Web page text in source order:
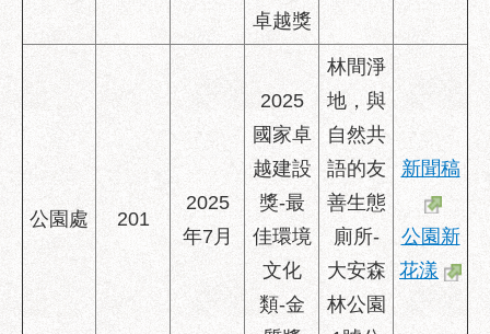
卓越獎
公園處 201
2025
年7月
2025
國家卓
越建設
獎-最
佳環境
文化
類-金
林間淨
地，與
自然共
語的友
善生態
廁所-
大安森
林公園
新聞稿
公園新
花漾